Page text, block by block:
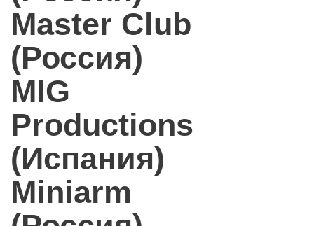
Master Club
(Россия)
MIG
Productions
(Испания)
Miniarm